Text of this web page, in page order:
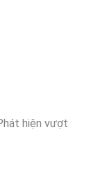
hiện vượt